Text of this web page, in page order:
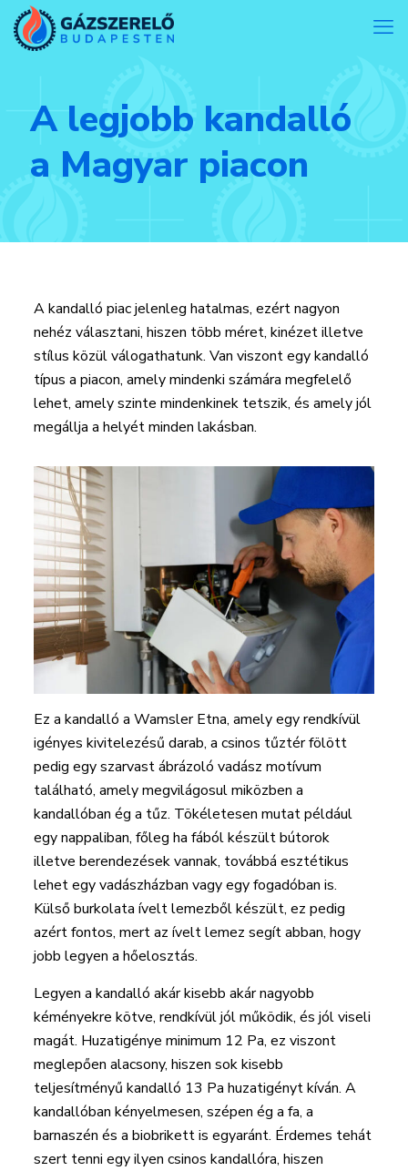
A legjobb kandalló
a Magyar piacon
A kandalló piac jelenleg hatalmas, ezért nagyon
nehéz választani, hiszen több méret, kinézet illetve
stílus közül válogathatunk. Van viszont egy kandalló
típus a piacon, amely mindenki számára megfelelő
lehet, amely szinte mindenkinek tetszik, és amely jól
megállja a helyét minden lakásban.
Ez a kandalló a Wamsler Etna, amely egy rendkívül
igényes kivitelezésű darab, a csinos tűztér fölött
pedig egy szarvast ábrázoló vadász motívum
található, amely megvilágosul miközben a
kandallóban ég a tűz. Tökéletesen mutat például
egy nappaliban, főleg ha fából készült bútorok
illetve berendezések vannak, továbbá esztétikus
lehet egy vadászházban vagy egy fogadóban is.
Külső burkolata ívelt lemezből készült, ez pedig
azért fontos, mert az ívelt lemez segít abban, hogy
jobb legyen a hőelosztás.
Legyen a kandalló akár kisebb akár nagyobb
kéményekre kötve, rendkívül jól működik, és jól viseli
magát. Huzatigénye minimum 12 Pa, ez viszont
meglepően alacsony, hiszen sok kisebb
teljesítményű kandalló 13 Pa huzatigényt kíván. A
kandallóban kényelmesen, szépen ég a fa, a
barnaszén és a biobrikett is egyaránt. Érdemes tehát
szert tenni egy ilyen csinos kandallóra, hiszen